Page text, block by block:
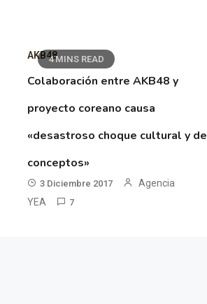
4 MINS READ
AKB48
Colaboración entre AKB48 y
proyecto coreano causa
«desastroso choque cultural y de
conceptos»
3 Diciembre 2017
Agencia
YEA
7